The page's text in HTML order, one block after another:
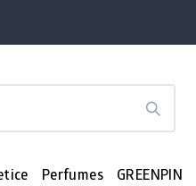
Perfumes GREENPIN